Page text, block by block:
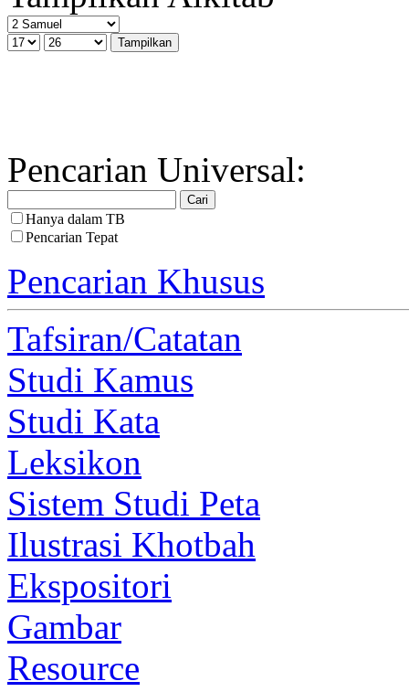
Pencarian Universal:
Hanya dalam TB
Pencarian Tepat
Pencarian Khusus
Tafsiran/Catatan
Studi Kamus
Studi Kata
Leksikon
Sistem Studi Peta
Ilustrasi Khotbah
Ekspositori
Gambar
Resource